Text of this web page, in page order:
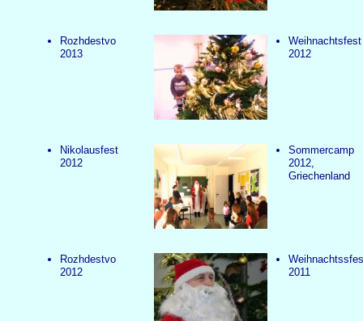
Rozhdestvo
2013
Weihnachtsfest
2012
Nikolausfest
2012
Sommercamp
2012,
Griechenland
Rozhdestvo
2012
2011